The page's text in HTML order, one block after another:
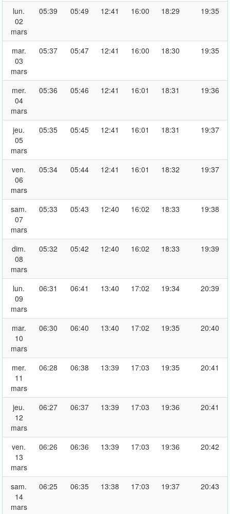
lun.
02
mars
05:39 05:49 12:41 16:00 18:29 19:35
mar.
03
mars
05:37 05:47 12:41 16:00 18:30 19:35
mer.
04
mars
05:36 05:46 12:41 16:01 18:31 19:36
jeu.
05
mars
05:35 05:45 12:41 16:01 18:31 19:37
ven.
06
mars
05:34 05:44 12:41 16:01 18:32 19:37
sam.
07
mars
05:33 05:43 12:40 16:02 18:33 19:38
dim.
08
mars
05:32 05:42 12:40 16:02 18:33 19:39
lun.
09
mars
06:31 06:41 13:40 17:02 19:34 20:39
mar.
10
mars
06:30 06:40 13:40 17:02 19:35 20:40
mer.
11
mars
06:28 06:38 13:39 17:03 19:35 20:41
jeu.
12
mars
06:27 06:37 13:39 17:03 19:36 20:41
ven.
13
mars
06:26 06:36 13:39 17:03 19:36 20:42
sam.
14
mars
06:25 06:35 13:38 17:03 19:37 20:43